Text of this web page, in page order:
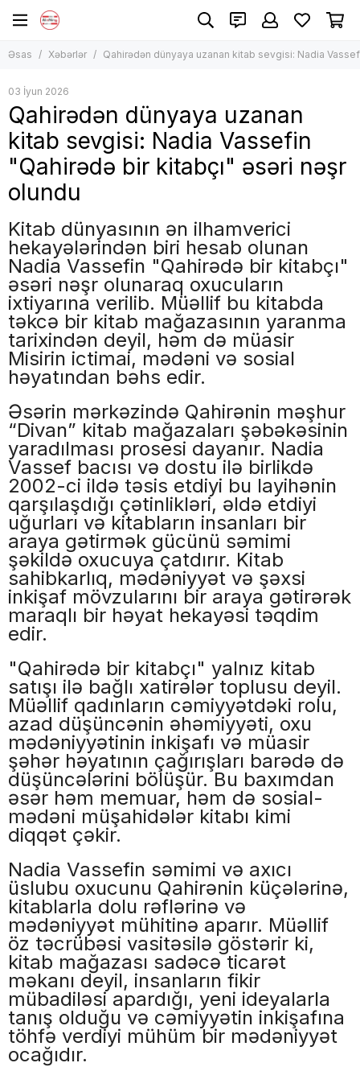
Əsas Xəbərlər Qahirədən dünyaya uzanan kitab sevgisi: Nadia
03 İyun 2026
Qahirədən dünyaya uzanan
kitab sevgisi: Nadia Vassefin
"Qahirədə bir kitabçı" əsəri nəşr
olundu
Kitab dünyasının ən ilhamverici
hekayələrindən biri hesab olunan
Nadia Vassefin "Qahirədə bir kitabçı"
əsəri nəşr olunaraq oxucuların
ixtiyarına verilib. Müəllif bu kitabda
təkcə bir kitab mağazasının yaranma
tarixindən deyil, həm də müasir
Misirin ictimai, mədəni və sosial
həyatından bəhs edir.
Əsərin mərkəzində Qahirənin məşhur
“Divan” kitab mağazaları şəbəkəsinin
yaradılması prosesi dayanır. Nadia
Vassef bacısı və dostu ilə birlikdə
2002-ci ildə təsis etdiyi bu layihənin
qarşılaşdığı çətinlikləri, əldə etdiyi
uğurları və kitabların insanları bir
araya gətirmək gücünü səmimi
şəkildə oxucuya çatdırır. Kitab
sahibkarlıq, mədəniyyət və şəxsi
inkişaf mövzularını bir araya gətirərək
maraqlı bir həyat hekayəsi təqdim
edir.
"Qahirədə bir kitabçı" yalnız kitab
satışı ilə bağlı xatirələr toplusu deyil.
Müəllif qadınların cəmiyyətdəki rolu,
azad düşüncənin əhəmiyyəti, oxu
mədəniyyətinin inkişafı və müasir
şəhər həyatının çağırışları barədə də
düşüncələrini bölüşür. Bu baxımdan
əsər həm memuar, həm də sosial-
mədəni müşahidələr kitabı kimi
diqqət çəkir.
Nadia Vassefin səmimi və axıcı
üslubu oxucunu Qahirənin küçələrinə,
kitablarla dolu rəflərinə və
mədəniyyət mühitinə aparır. Müəllif
öz təcrübəsi vasitəsilə göstərir ki,
kitab mağazası sadəcə ticarət
məkanı deyil, insanların fikir
mübadiləsi apardığı, yeni ideyalarla
tanış olduğu və cəmiyyətin inkişafına
töhfə verdiyi mühüm bir mədəniyyət
ocağıdır.